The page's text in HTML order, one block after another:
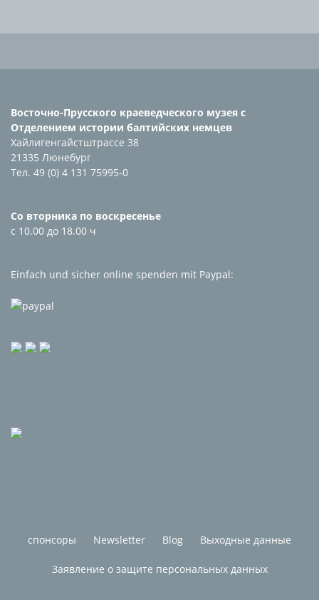
Восточно-Прусского краеведческого музея с
Отделением истории балтийских немцев
Хайлигенгайстштрассе 38
21335 Люнебург
Тел. 49 (0) 4 131 75995-0
Со вторника по воскресенье
с 10.00 до 18.00 ч
Einfach und sicher online spenden mit Paypal:
спонсоры Newsletter Blog Выходные данные
Заявление о защите персональных данных